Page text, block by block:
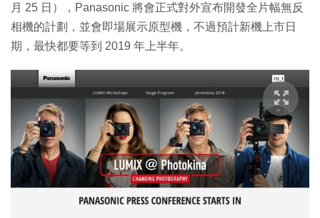
月 25 日），Panasonic 將會正式對外宣布開發全片幅無反
相機的計劃，並會即場展示原型機，不過預計新機上市日
期，最快都要等到 2019 年上半年。